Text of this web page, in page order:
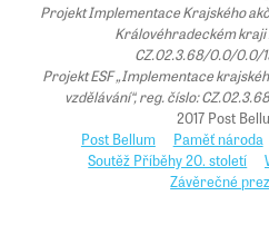
Projekt Implementace Krajského
Královéhradeckém
CZ.02.3.68/0.0/0.0/
Projekt ESF „Implementace
vzdělávání“, reg. číslo:
2017 Post
Post Bellum
Paměť národa
Soutěž Příběhy 20. století
Závěrečné